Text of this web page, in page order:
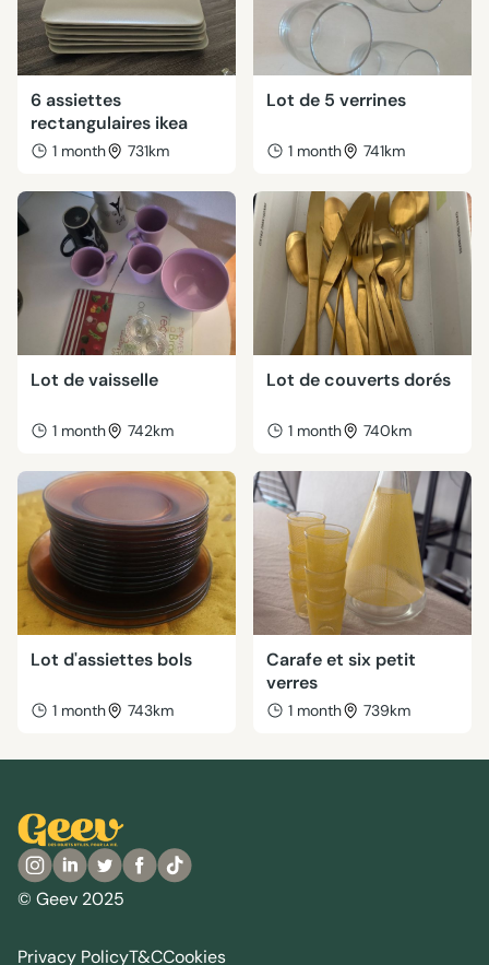
6 assiettes
rectangulaires ikea
1 month 731km
Lot de 5 verrines
1 month 741km
Lot de vaisselle
1 month 742km
Lot de couverts dorés
1 month 740km
Lot d'assiettes bols
1 month 743km
Carafe et six petit
verres
1 month 739km
© Geev 2025
Privacy PolicyT&CCookies